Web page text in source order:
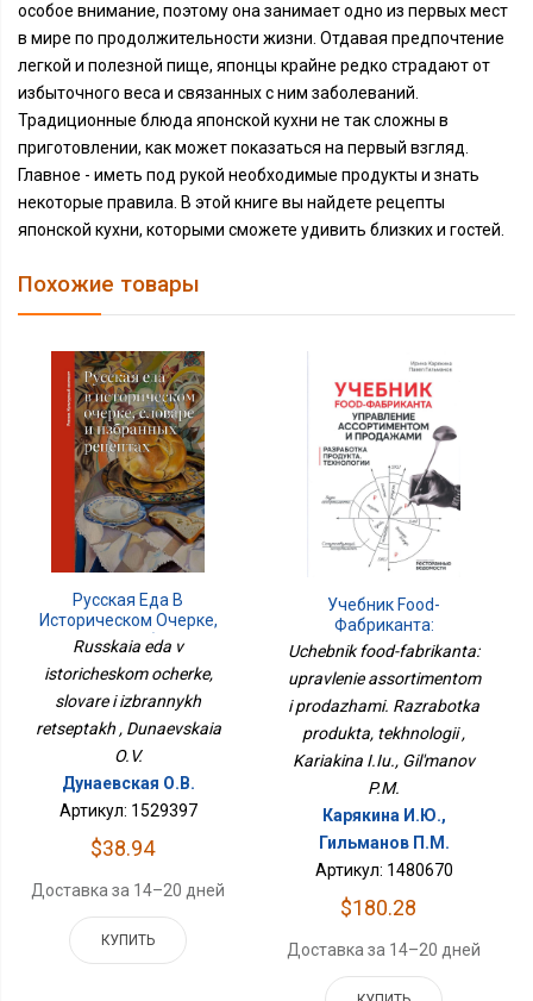
особое внимание, поэтому она занимает одно из первых мест
в мире по продолжительности жизни. Отдавая предпочтение
легкой и полезной пище, японцы крайне редко страдают от
избыточного веса и связанных с ним заболеваний.
Традиционные блюда японской кухни не так сложны в
приготовлении, как может показаться на первый взгляд.
Главное - иметь под рукой необходимые продукты и знать
некоторые правила. В этой книге вы найдете рецепты
японской кухни, которыми сможете удивить близких и гостей.
Похожие товары
Русская Еда В
Историческом Очерке,
Словаре И Избранных
Russkaia eda v
istoricheskom ocherke,
slovare i izbrannykh
retseptakh , Dunaevskaia
O.V.
Дунаевская О.В.
Артикул: 1529397
$38.94
Доставка за 14–20 дней
КУПИТЬ
Учебник Food-
Фабриканта:
Управление
Продажами. Разработка
Продукта, Технологии
Uchebnik food-fabrikanta:
upravlenie assortimentom
i prodazhami. Razrabotka
produkta, tekhnologii ,
Kariakina I.Iu., Gil'manov
P.M.
Карякина И.Ю.,
Гильманов П.М.
Артикул: 1480670
$180.28
Доставка за 14–20 дней